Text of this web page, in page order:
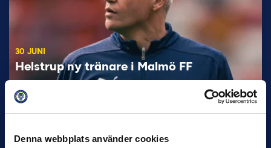
Denna webbplats använder cookies
30 JUNI
Helstrup ny tränare i Malmö FF